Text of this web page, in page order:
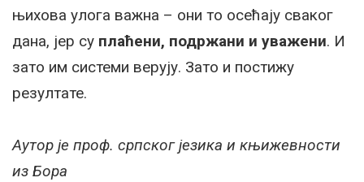
њихова улога важна – они то осећају сваког
дана, јер су плаћени, подржани и уважени. И
зато им системи верују. Зато и постижу
резултате.
Аутор је проф. српског језика и књижевности
из Бора